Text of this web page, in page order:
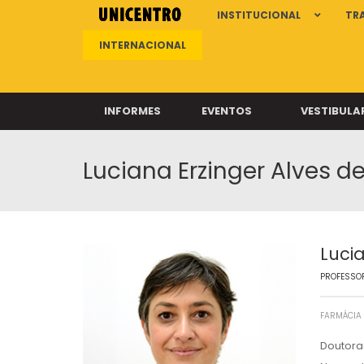
INSTITUCIONAL
INTERNACIONAL
INFORMES EVENTOS
Luciana Erzinger Alves
FARMÁCIA